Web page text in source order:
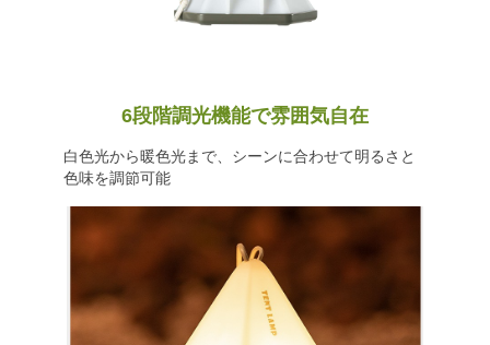
6段階調光機能で雰囲気自在
白色光から暖色光まで、シーンに合わせて明るさと
色味を調節可能